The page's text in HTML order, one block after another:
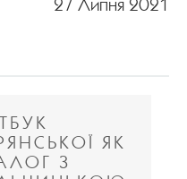
27 Липня 2021
ЯК
З